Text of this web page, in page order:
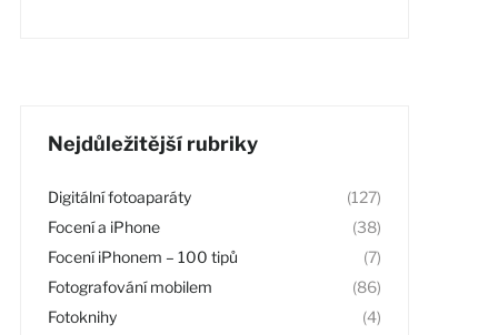
Nejdůležitější rubriky
Digitální fotoaparáty
(127)
Focení a iPhone
(38)
Focení iPhonem – 100 tipů
(7)
Fotografování mobilem
(86)
Fotoknihy
(4)